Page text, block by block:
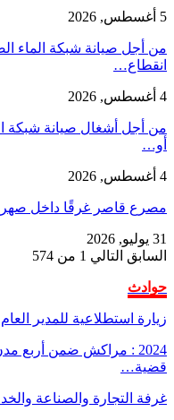
5 أغسطس, 2026
من أجل صيانة شبكة الماء
انقطاع…
4 أغسطس, 2026
من أجل أشغال صيانة شبكة
أو…
4 أغسطس, 2026
مصرع قاصر غرقًا داخل
31 يوليو, 2026
السابق التالي 1 من 574
حوادث
زيارة استطلاعية للمدير
قضية…
غرفة التجارة والصناعة